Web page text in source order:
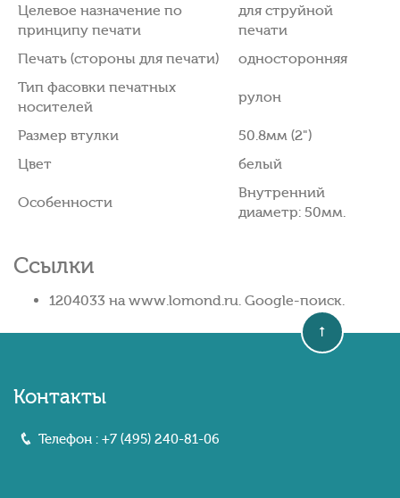
Целевое назначение по
принципу печати
для струйной
печати
Печать (стороны для печати)
односторонняя
Тип фасовки печатных
носителей
рулон
Размер втулки
50.8мм (2")
Цвет
белый
Особенности
Внутренний
диаметр: 50мм.
Ссылки
1204033 на www.lomond.ru. Google-поиск.
Контакты
Телефон : +7 (495) 240-81-06